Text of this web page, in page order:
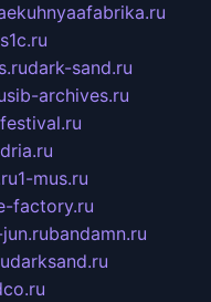
dark-sand.ru
sib-archives.ru
1-mus.ru
factory.ru
bandamn.ru
darksand.ru